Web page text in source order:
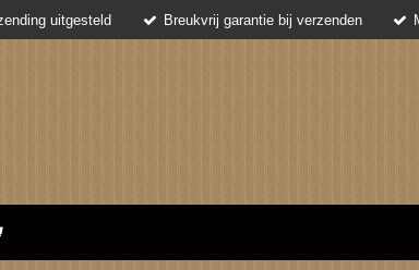
uitgesteld Breukvrij garantie bij verzenden